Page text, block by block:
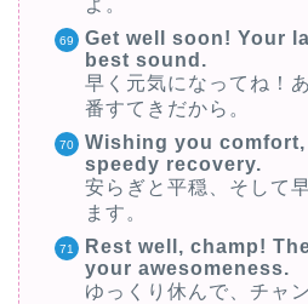
よ。
Get well soon! Your
best sound.
早く元気になってね！
番すてきだから。
Wishing you comfort,
speedy recovery.
安らぎと平穏、そして
ます。
Rest well, champ!
your awesomeness.
ゆっくり休んで、チャ